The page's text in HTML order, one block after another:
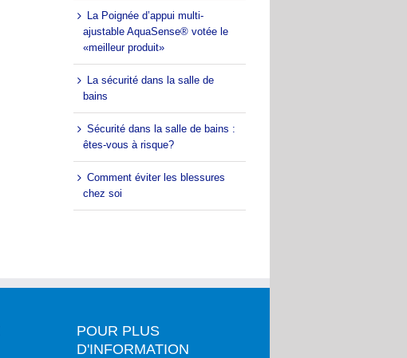
La Poignée d’appui multi-
ajustable AquaSense® votée le
«meilleur produit»
La sécurité dans la salle de
bains
Sécurité dans la salle de bains :
êtes-vous à risque?
Comment éviter les blessures
chez soi
POUR PLUS
D'INFORMATION